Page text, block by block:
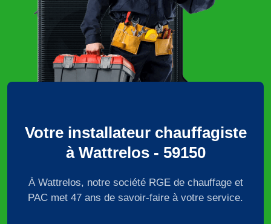
Votre installateur chauffagiste
à Wattrelos - 59150
À Wattrelos, notre société RGE de chauffage et
PAC met 47 ans de savoir-faire à votre service.